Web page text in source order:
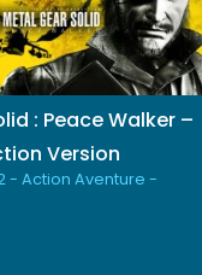
: Peace Walker –
Version
- Action Aventure -